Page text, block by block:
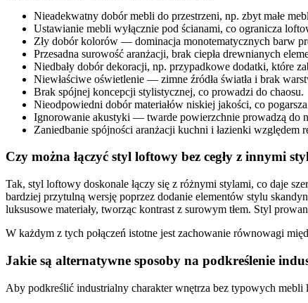
Nieadekwatny dobór mebli do przestrzeni, np. zbyt małe
Ustawianie mebli wyłącznie pod ścianami, co ogranicza
Zły dobór kolorów — dominacja monotematycznych barw
Przesadna surowość aranżacji, brak ciepła drewnianych
Niedbały dobór dekoracji, np. przypadkowe dodatki, które
Niewłaściwe oświetlenie — zimne źródła światła i brak
Brak spójnej koncepcji stylistycznej, co prowadzi do chaosu.
Nieodpowiedni dobór materiałów niskiej jakości, co
Ignorowanie akustyki — twarde powierzchnie prowadzą do
Zaniedbanie spójności aranżacji kuchni i łazienki względem
Czy można łączyć styl loftowy bez cegły z innymi
Tak, styl loftowy doskonale łączy się z różnymi stylami, co daje
bardziej przytulną wersję poprzez dodanie elementów stylu
luksusowe materiały, tworząc kontrast z surowym tłem. Styl
W każdym z tych połączeń istotne jest zachowanie równowagi
Jakie są alternatywne sposoby na podkreślenie
Aby podkreślić industrialny charakter wnętrza bez typowych